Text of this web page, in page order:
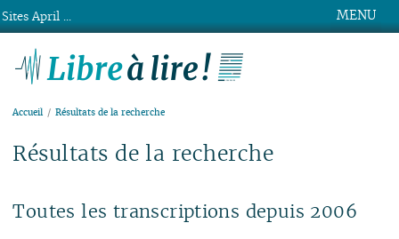
MENU
Accueil Résultats de la recherche
Résultats de la recherche
Toutes les transcriptions depuis 2006
Sites April ...